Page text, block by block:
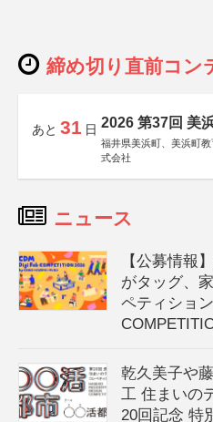
締め切り直前コン
あと 31 日 2026 第37回 美
福井県美浜町、美浜町
式会社
ニュース
【公募情報
がタッグ、
ペティショ
乾久美子や
工 住まいの
20回記念 特